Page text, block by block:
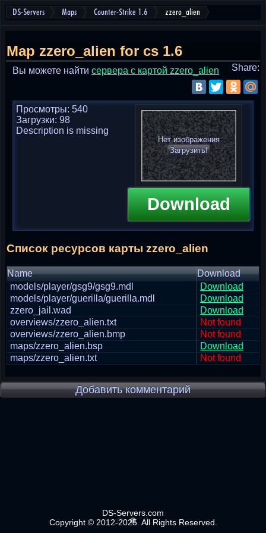
DS-Servers Maps Counter-Strike 1.6 zzero_alien
Map zzero_alien for cs 1.6
Вы можете найти cервера с картой zzero_alien Share:
Нет изображения
Загрузить!
Download
Просмотры: 540
Загрузки: 98
Description is missing
Список ресурсов карты zzero_alien
Name
Download
models/player/gsg9/gsg9.mdl
Download
models/player/guerilla/guerilla.mdl
Download
zzero_jail.wad
Download
overviews/zzero_alien.txt
Not found
overviews/zzero_alien.bmp
Not found
maps/zzero_alien.bsp
Download
maps/zzero_alien.txt
Not found
Добавить комментарий
DS-Servers.com
Copyright © 2012-2025. All Rights Reserved.